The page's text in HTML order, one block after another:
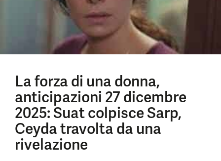
La forza di una donna,
anticipazioni 27 dicembre
2025: Suat colpisce Sarp,
Ceyda travolta da una
rivelazione